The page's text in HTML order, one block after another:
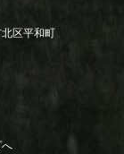
区平和町